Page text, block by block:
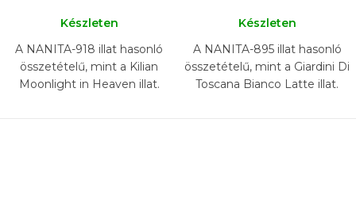
Készleten
A NANITA-918 illat hasonló
összetételű, mint a Kilian
Moonlight in Heaven illat.
Készleten
A NANITA-895 illat hasonló
összetételű, mint a Giardini Di
Toscana Bianco Latte illat.